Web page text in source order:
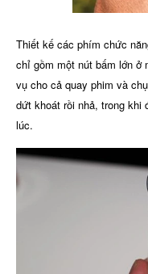
Thiết kế các phím chức
chỉ gồm một nút bấm lớn ở
vụ cho cả quay phim và
dứt khoát rồi nhả, trong khi
lúc.